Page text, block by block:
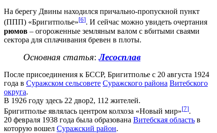
На берегу Двины находился причально-пропускной пункт
(ППП) «Бригитполье»[6]. И сейчас можно увидеть очертания
рюмов – огороженные земляным валом с вбитыми сваями
сектора для сплачивания бревен в плоты.
Основная статья:Лесосплав
После присоединения к БССР, Бригитполье с 20 августа 1924
года в Суражском сельсовете Суражского района Витебского
округа.
В 1926 году здесь 22 двор2, 112 жителей.
Бригитполье являлась центром колхоза «Новый мир»[7].
20 февраля 1938 года была образована Витебская область в
которую вошел Суражский район.